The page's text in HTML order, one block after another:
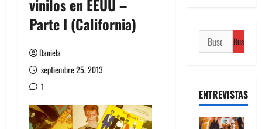
vinilos en EEUU –
Parte I (California)
Daniela
septiembre 25, 2013
1
Buscar:
ENTREVISTAS